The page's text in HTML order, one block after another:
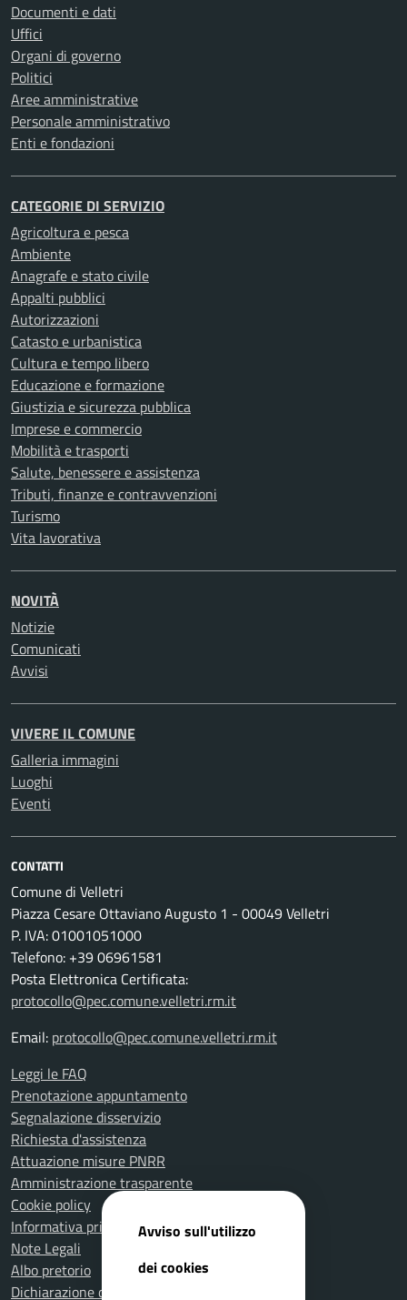
Documenti e dati
Uffici
Organi di governo
Politici
Aree amministrative
Personale amministrativo
Enti e fondazioni
CATEGORIE DI SERVIZIO
Agricoltura e pesca
Ambiente
Anagrafe e stato civile
Appalti pubblici
Autorizzazioni
Catasto e urbanistica
Cultura e tempo libero
Educazione e formazione
Giustizia e sicurezza pubblica
Imprese e commercio
Mobilità e trasporti
Salute, benessere e assistenza
Tributi, finanze e contravvenzioni
Turismo
Vita lavorativa
NOVITÀ
Notizie
Comunicati
Avvisi
VIVERE IL COMUNE
Galleria immagini
Luoghi
Eventi
CONTATTI
Comune di Velletri
Piazza Cesare Ottaviano Augusto 1 - 00049 Velletri
P. IVA: 01001051000
Telefono: +39 06961581
Posta Elettronica Certificata:
protocollo@pec.comune.velletri.rm.it
Email: protocollo@pec.comune.velletri.rm.it
Leggi le FAQ
Prenotazione appuntamento
Segnalazione disservizio
Richiesta d'assistenza
Attuazione misure PNRR
Amministrazione trasparente
Cookie policy
Informativa privacy
Note Legali
Albo pretorio
Dichiarazione di accessibilità
Avviso sull'utilizzo
dei cookies